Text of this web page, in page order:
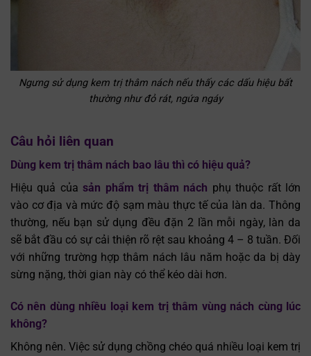
Ngưng sử dụng kem trị thâm nách nếu thấy các dấu hiệu bất
thường như đỏ rát, ngứa ngáy
Câu hỏi liên quan
Dùng kem trị thâm nách bao lâu thì có hiệu quả?
Hiệu quả của sản phẩm trị thâm nách phụ thuộc rất lớn
vào cơ địa và mức độ sạm màu thực tế của làn da. Thông
thường, nếu bạn sử dụng đều đặn 2 lần mỗi ngày, làn da
sẽ bắt đầu có sự cải thiện rõ rệt sau khoảng 4 – 8 tuần. Đối
với những trường hợp thâm nách lâu năm hoặc da bị dày
sừng nặng, thời gian này có thể kéo dài hơn.
Có nên dùng nhiều loại kem trị thâm vùng nách cùng lúc
không?
Không nên. Việc sử dụng chồng chéo quá nhiều loại kem trị